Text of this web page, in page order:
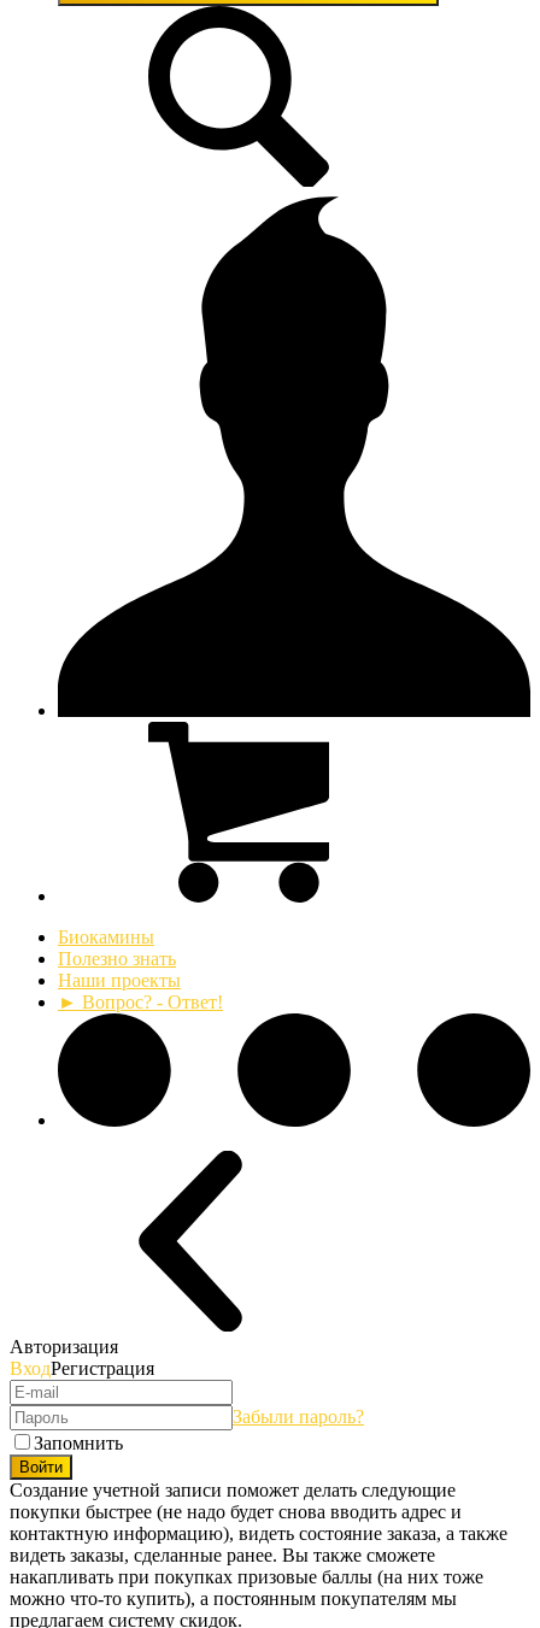
Биокамины
Полезно знать
Наши проекты
► Вопрос? - Ответ!
Авторизация
ВходРегистрация
Забыли пароль?
Запомнить
Войти
Создание учетной записи поможет делать следующие
покупки быстрее (не надо будет снова вводить адрес и
контактную информацию), видеть состояние заказа, а также
видеть заказы, сделанные ранее. Вы также сможете
накапливать при покупках призовые баллы (на них тоже
можно что-то купить), а постоянным покупателям мы
предлагаем систему скидок.